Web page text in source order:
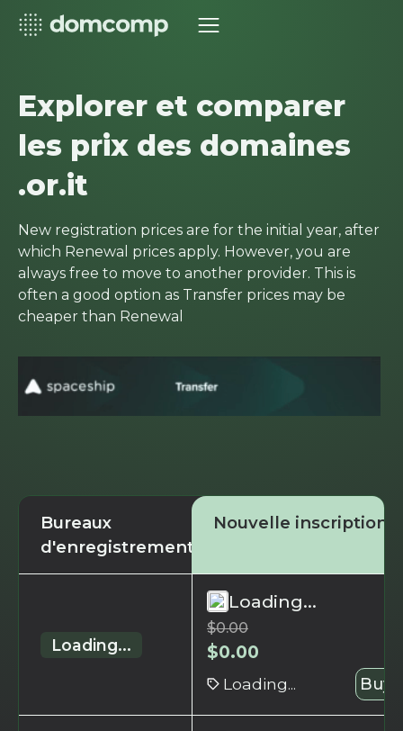
Explorer et comparer
les prix des domaines
.or.it
New registration prices are for the initial year, after
which Renewal prices apply. However, you are
always free to move to another provider. This is
often a good option as Transfer prices may be
cheaper than Renewal
Bureaux
d'enregistrement
Nouvelle inscription
Loading...
Loading...
$0.00
$0.00
Loading... Buy